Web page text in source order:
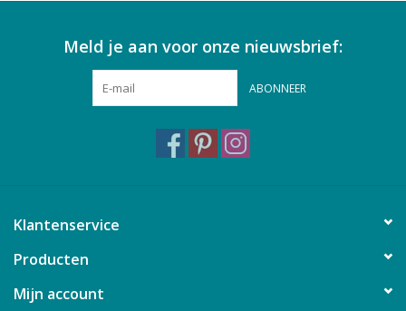
Meld je aan voor onze nieuwsbrief:
ABONNEER
Klantenservice
Producten
Mijn account